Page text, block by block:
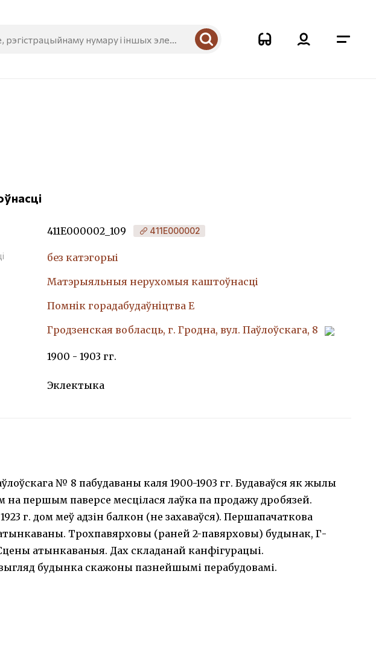
411Е000002_109 411Е000002
без катэгорыі
Матэрыяльныя нерухомыя каштоўнасці
Помнiк горадабудаўнiцтва Е
Гродзенская вобласць, г. Гродна, вул. Паўлоўскага, 8
1900 - 1903 гг.
Эклектыка
№ 8 пабудаваны каля 1900-1903 гг. Будаваўся як жылы
на першым паверсе месцілася лаўка па продажу дробязей.
г. дом меў адзін балкон (не захаваўся). Першапачаткова
Трохпавярховы (раней 2-павярховы) будынак, Г-
атынкаваныя. Дах складанай канфігурацыі.
будынка скажоны пазнейшымі перабудовамі.